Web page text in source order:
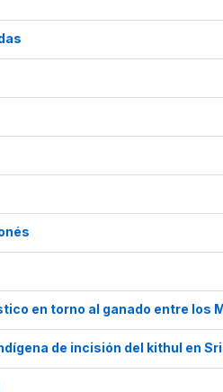
en torno al ganado entre los
de incisión del kithul en Sri